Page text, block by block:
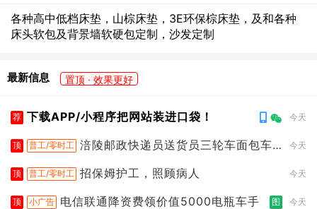
各种高中低档床垫，山棕床垫，3E环保棕床垫，及和各种
床头软包及背景墙软硬包定制，沙发定制
最新信息 置顶 · 效果更好
荐 下载APP/小程序把网站装进口袋！ 今天
顶 普工/零时工 涪陵邮政快递员送货员三轮车面包车
今天
顶 普工/零时工 招保姆护工，照顾病人 今天
顶 小广告 电信联通降资费领价值5000电瓶车手 图 今天